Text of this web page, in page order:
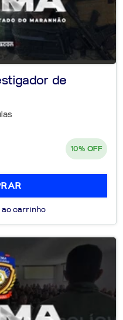
de
10% OFF
carrinho